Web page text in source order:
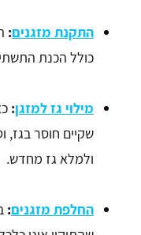
התקנת מזגנים:
כולל הכנת
מילוי גז למזגן:
שקיים חוסר בגז,
ולמלא גז מחדש.
החלפת מזגנים: